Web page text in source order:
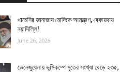
খামেনির জানাজায় মোদিকে আমন্ত্রণ, বেকায়দায়
নয়াদিল্লি!
June 26, 2026
ভেনেজুয়েলায় ভূমিকম্পে মৃতের সংখ্যা বেড়ে ২৩৫,